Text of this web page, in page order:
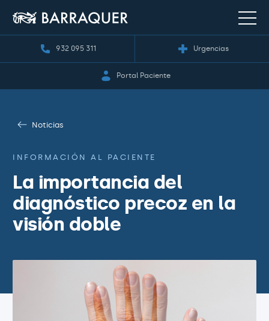
932 095 311 Urgencias
Portal Paciente
Noticias
INFORMACIÓN AL PACIENTE
La importancia del
diagnóstico precoz en la
visión doble